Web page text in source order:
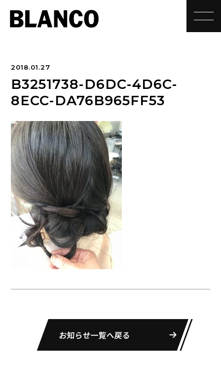
2018.01.27
B3251738-D6DC-4D6C-
8ECC-DA76B965FF53
お知らせ一覧へ戻る